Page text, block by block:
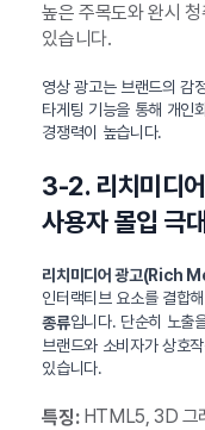
높은 주목도와 완시
있습니다.
영상 광고는 브랜드의 감
타게팅 기능을 통해 개인
경쟁력이 높습니다.
3-2. 리치미디
사용자 몰입 극
리치미디어 광고(Rich
인터랙티브 요소를 결합
종류입니다. 단순히 노출
브랜드와 소비자가 상호
있습니다.
특징:HTML5, 3D 그